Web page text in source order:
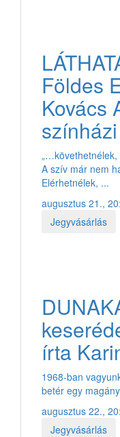
Földes
Kovács
„…követhetnélek,
A szív már nem
Elérhetnélek, ...
augusztus 21.,
Jegyvásárlás
írta
1968-ban
betér egy
augusztus 22.,
Jegyvásárlás